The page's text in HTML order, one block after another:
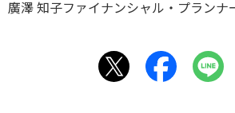
廣澤 知子ファイナンシャル・プランナ